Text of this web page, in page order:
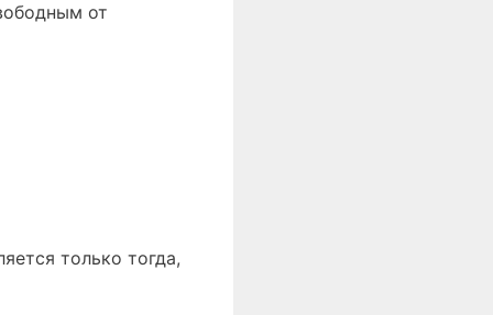
от
только тогда,